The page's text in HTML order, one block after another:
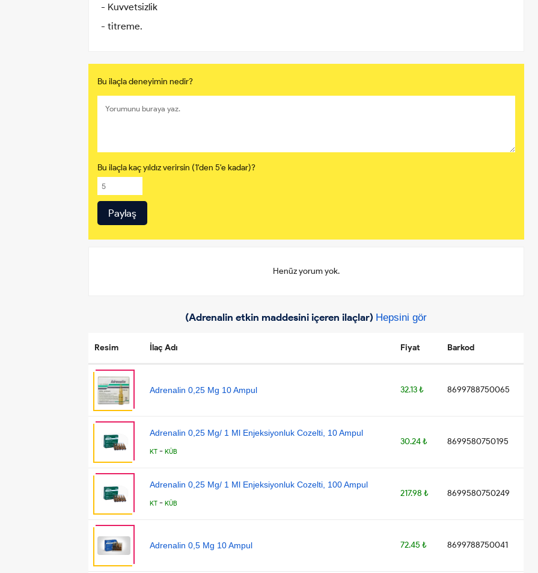
- Kuvvetsizlik
- titreme.
Bu ilaçla deneyimin nedir?
Bu ilaçla kaç yıldız verirsin (1'den 5'e kadar)?
Henüz yorum yok.
(Adrenalin etkin maddesini içeren ilaçlar) Hepsini gör
Resim İlaç Adı Fiyat Barkod
Adrenalin 0,25 Mg 10 Ampul 32.13 ₺ 8699788750065
Adrenalin 0,25 Mg/ 1 Ml Enjeksiyonluk Cozelti, 10 Ampul
KT - KÜB
30.24 ₺ 8699580750195
Adrenalin 0,25 Mg/ 1 Ml Enjeksiyonluk Cozelti, 100 Ampul
KT - KÜB
217.98 ₺ 8699580750249
Adrenalin 0,5 Mg 10 Ampul 72.45 ₺ 8699788750041